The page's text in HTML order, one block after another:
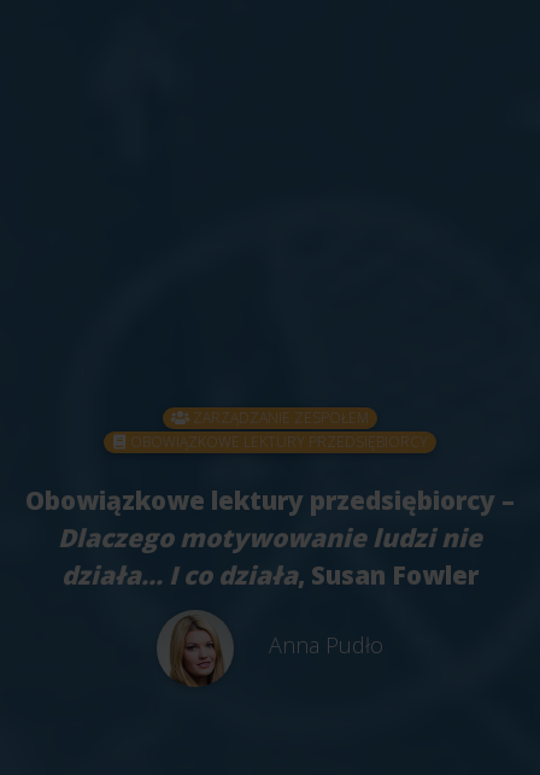
ZARZĄDZANIE ZESPOŁEM
OBOWIĄZKOWE LEKTURY PRZEDSIĘBIORCY
Obowiązkowe lektury przedsiębiorcy –
Dlaczego motywowanie ludzi nie
działa… I co działa, Susan Fowler
Anna Pudło